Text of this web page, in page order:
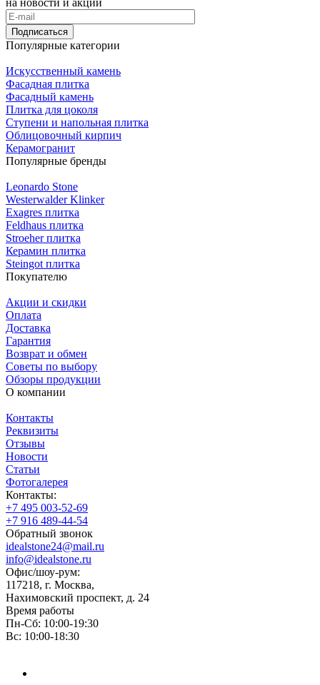
Подписаться
Популярные категории
Искусственный камень
Фасадная плитка
Фасадный камень
Плитка для цоколя
Ступени и напольная плитка
Облицовочный кирпич
Керамогранит
Популярные бренды
Leonardo Stone
Westerwalder Klinker
Exagres плитка
Feldhaus плитка
Stroeher плитка
Керамин плитка
Steingot плитка
Покупателю
Акции и скидки
Оплата
Доставка
Гарантия
Возврат и обмен
Советы по выбору
Обзоры продукции
О компании
Контакты
Реквизиты
Отзывы
Новости
Статьи
Фотогалерея
Контакты:
+7 495 003-52-69
+7 916 489-44-54
Обратный звонок
idealstone24@mail.ru
info@idealstone.ru
Офис/шоу-рум:
117218, г. Москва,
Нахимовский проспект, д. 24
Время работы
Пн-Сб: 10:00-19:30
Вс: 10:00-18:30